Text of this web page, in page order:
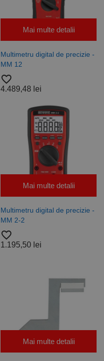
Mai multe detalii
Multimetru digital de precizie -
MM 12
favorite_border
4.489,48 lei
Mai multe detalii
Multimetru digital de precizie -
MM 2-2
favorite_border
1.195,50 lei
Mai multe detalii